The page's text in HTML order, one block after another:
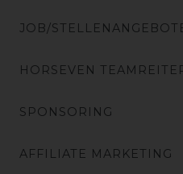
JOB/
HORSEVEN
SPONSORING
AFFILIATE MARKETING